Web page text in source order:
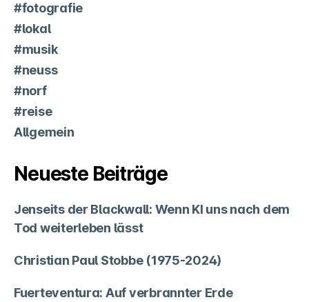
#fotografie
#lokal
#musik
#neuss
#norf
#reise
Allgemein
Neueste Beiträge
Jenseits der Blackwall: Wenn KI uns nach dem
Tod weiterleben lässt
Christian Paul Stobbe (1975-2024)
Fuerteventura: Auf verbrannter Erde